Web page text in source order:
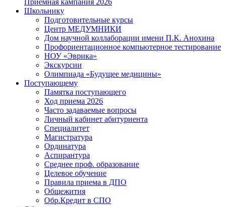
Школьнику
Подготовительные курсы
Центр МЕДУМНИКИ
Дом научной коллаборации имени П.К. Анохина
Профориентационное компьютерное тестирование
НОУ «Эврика»
Экскурсии
Олимпиада «Будущее медицины»
Поступающему
Памятка поступающего
Ход приема 2026
Часто задаваемые вопросы
Личный кабинет абитуриента
Специалитет
Магистратура
Ординатура
Аспирантура
Среднее проф. образование
Целевое обучение
Правила приема в ДПО
Общежития
Обр.Кредит в СПО